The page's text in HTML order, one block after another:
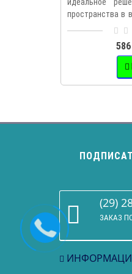
пространства в
(29)
ЗАКАЗ